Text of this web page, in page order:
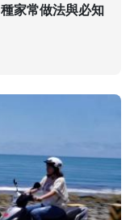
家常做法與必知